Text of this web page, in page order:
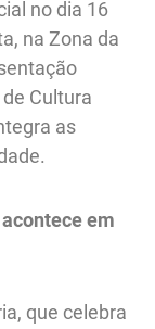
no dia 16
na Zona da
Cultura
as
em
que celebra